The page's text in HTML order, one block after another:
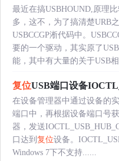
最近在搞USBHOUND,原理
多，这不，为了搞清楚URB
USBCCGP淅代码中。
要的一个驱动，其实原了
能，其中有大量的关于USB
复位USB端口设备
在设备管理器中通过设备的
端口中，再根据设备端口号
器，发送
口达到 复位设备。
Windows 7下不支持......